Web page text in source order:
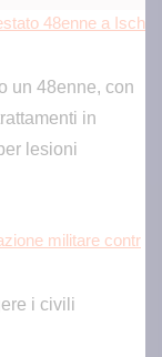
militare contr
i civili
i viaggiatori in a
i due Paesi
El Pais,